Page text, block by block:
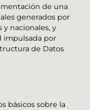
de una
generados por
nacionales, y
impulsada por
de Datos
básicos sobre la